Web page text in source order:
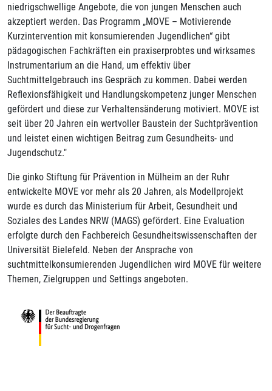
niedrigschwellige Angebote, die von jungen Menschen auch
akzeptiert werden. Das Programm „MOVE – Motivierende
Kurzintervention mit konsumierenden Jugendlichen“ gibt
pädagogischen Fachkräften ein praxiserprobtes und wirksames
Instrumentarium an die Hand, um effektiv über
Suchtmittelgebrauch ins Gespräch zu kommen. Dabei werden
Reflexionsfähigkeit und Handlungskompetenz junger Menschen
gefördert und diese zur Verhaltensänderung motiviert. MOVE ist
seit über 20 Jahren ein wertvoller Baustein der Suchtprävention
und leistet einen wichtigen Beitrag zum Gesundheits- und
Jugendschutz."
Die ginko Stiftung für Prävention in Mülheim an der Ruhr
entwickelte MOVE vor mehr als 20 Jahren, als Modellprojekt
wurde es durch das Ministerium für Arbeit, Gesundheit und
Soziales des Landes NRW (MAGS) gefördert. Eine Evaluation
erfolgte durch den Fachbereich Gesundheitswissenschaften der
Universität Bielefeld. Neben der Ansprache von
suchtmittelkonsumierenden Jugendlichen wird MOVE für weitere
Themen, Zielgruppen und Settings angeboten.